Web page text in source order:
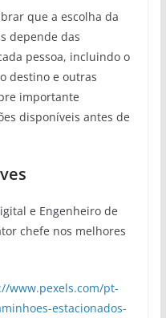
que a escolha da
depende das
pessoa, incluindo o
destino e outras
importante
disponíveis antes de
e Engenheiro de
chefe nos melhores
www.pexels.com/pt-
estacionados-